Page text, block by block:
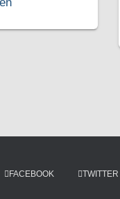
FACEBOOK TWITTER